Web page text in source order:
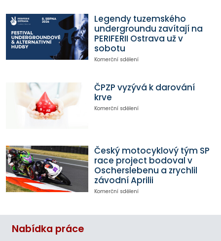
Legendy tuzemského
undergroundu zavítají na
PERIFERII Ostrava už v
sobotu
Komerční sdělení
ČPZP vyzývá k darování
krve
Komerční sdělení
Český motocyklový tým SP
race project bodoval v
Oscherslebenu a zrychlil
závodní Aprilii
Komerční sdělení
Nabídka práce